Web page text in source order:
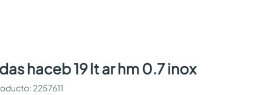
haceb 19 lt ar hm 0.7 inox
: 2257611